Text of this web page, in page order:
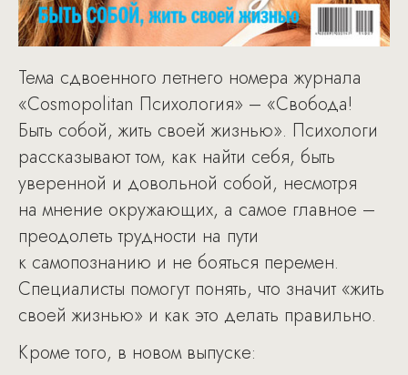
Тема сдвоенного летнего номера журнала
«Cosmopolitan Психология» – «Свобода!
Быть собой, жить своей жизнью». Психологи
рассказывают том, как найти себя, быть
уверенной и довольной собой, несмотря
на мнение окружающих, а самое главное –
преодолеть трудности на пути
к самопознанию и не бояться перемен.
Специалисты помогут понять, что значит «жить
своей жизнью» и как это делать правильно.
Кроме того, в новом выпуске: